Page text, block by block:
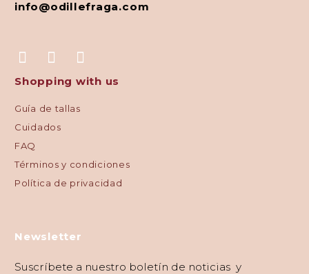
info@odillefraga.com
Shopping with us
Guía de tallas
Cuidados
FAQ
Términos y condiciones
Política de privacidad
Newsletter
Suscríbete a nuestro boletín de noticias y